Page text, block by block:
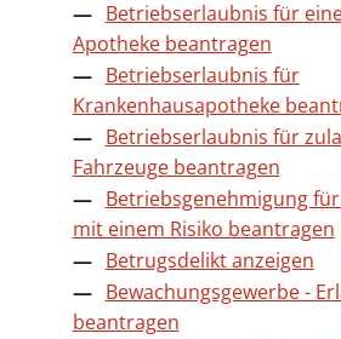
Betriebserlaubnis für
Apotheke beantragen
Betriebserlaubnis für
Krankenhausapotheke
Betriebserlaubnis für
Fahrzeuge beantragen
Betriebsgenehmigung
mit einem Risiko beantragen
Betrugsdelikt anzeigen
Bewachungsgewerbe -
beantragen